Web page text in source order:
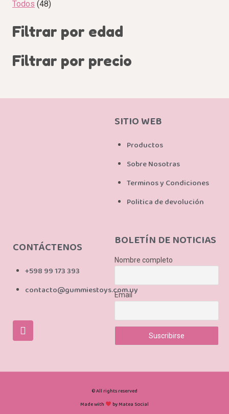
Todos 48
Filtrar por edad
Filtrar por precio
SITIO WEB
Productos
Sobre Nosotras
Terminos y Condiciones
Politica de devolución
CONTÁCTENOS
+598 99 173 393
contacto@gummiestoys.com.uy
BOLETÍN DE NOTICIAS
Nombre completo
Email
© All rights reserved
Made with
by Matea Social